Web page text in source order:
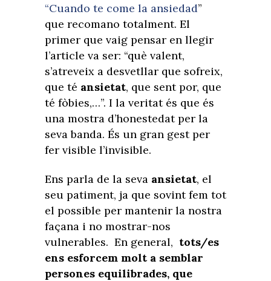
“Cuando te come la ansiedad”
que recomano totalment. El
primer que vaig pensar en llegir
l’article va ser: “què valent,
s’atreveix a desvetllar que sofreix,
que té ansietat, que sent por, que
té fòbies,…”. I la veritat és que és
una mostra d’honestedat per la
seva banda. És un gran gest per
fer visible l’invisible.
Ens parla de la seva ansietat, el
seu patiment, ja que sovint fem tot
el possible per mantenir la nostra
façana i no mostrar-nos
vulnerables. En general, tots/es
ens esforcem molt a semblar
persones equilibrades, que